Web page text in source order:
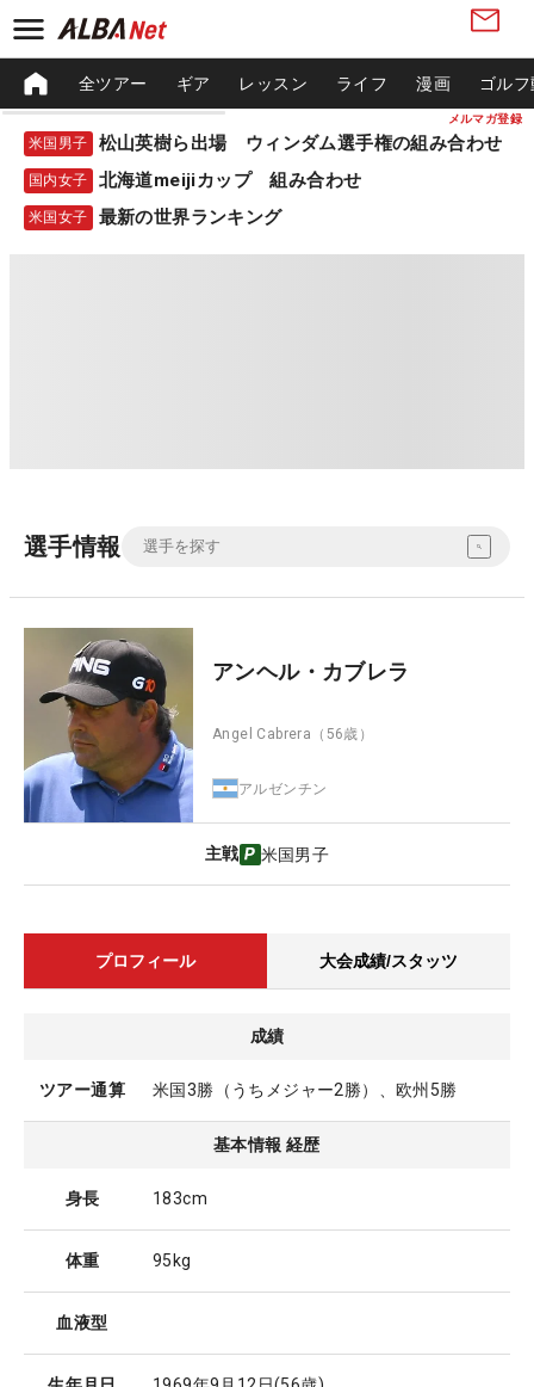
メルマガ登録
全ツアー ギア レッスン ライフ 漫画 ゴル
米国男子 松山英樹ら出場 ウィンダム選手権の組み合わせ
国内女子 北海道meijiカップ 組み合わせ
米国女子 最新の世界ランキング
選手情報
アンヘル・カブレラ
Angel Cabrera （56歳）
アルゼンチン
主戦 米国男子
プロフィール 大会成績/スタッツ
成績
ツアー通算 米国3勝（うちメジャー2勝）、欧州5勝
基本情報 経歴
身長 183cm
体重 95kg
血液型